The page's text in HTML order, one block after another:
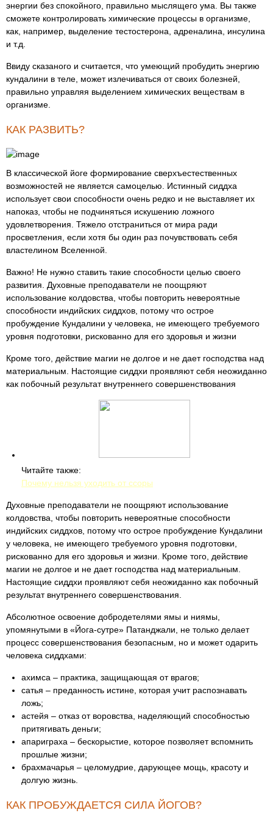
энергии без спокойного, правильно мыслящего ума. Вы также
сможете контролировать химические процессы в организме,
как, например, выделение тестостерона, адреналина, инсулина
и т.д.
Ввиду сказаного и считается, что умеющий пробудить энергию
кундалини в теле, может излечиваться от своих болезней,
правильно управляя выделением химических веществам в
организме.
КАК РАЗВИТЬ?
В классической йоге формирование сверхъестественных
возможностей не является самоцелью. Истинный сиддха
использует свои способности очень редко и не выставляет их
напоказ, чтобы не подчиняться искушению ложного
удовлетворения. Тяжело отстраниться от мира ради
просветления, если хотя бы один раз почувствовать себя
властелином Вселенной.
Важно! Не нужно ставить такие способности целью своего
развития. Духовные преподаватели не поощряют
использование колдовства, чтобы повторить невероятные
способности индийских сиддхов, потому что острое
пробуждение Кундалини у человека, не имеющего требуемого
уровня подготовки, рискованно для его здоровья и жизни
Кроме того, действие магии не долгое и не дает господства над
материальным. Настоящие сиддхи проявляют себя неожиданно
как побочный результат внутреннего совершенствования
Читайте также:
Почему нельзя уходить от ссоры
Духовные преподаватели не поощряют использование
колдовства, чтобы повторить невероятные способности
индийских сиддхов, потому что острое пробуждение Кундалини
у человека, не имеющего требуемого уровня подготовки,
рискованно для его здоровья и жизни. Кроме того, действие
магии не долгое и не дает господства над материальным.
Настоящие сиддхи проявляют себя неожиданно как побочный
результат внутреннего совершенствования.
Абсолютное освоение добродетелями ямы и ниямы,
упомянутыми в «Йога-сутре» Патанджали, не только делает
процесс совершенствования безопасным, но и может одарить
человека сиддхами:
ахимса – практика, защищающая от врагов;
сатья – преданность истине, которая учит распознавать
ложь;
астейя – отказ от воровства, наделяющий способностью
притягивать деньги;
апариграха – бескорыстие, которое позволяет вспомнить
прошлые жизни;
брахмачарья – целомудрие, дарующее мощь, красоту и
долгую жизнь.
КАК ПРОБУЖДАЕТСЯ СИЛА ЙОГОВ?